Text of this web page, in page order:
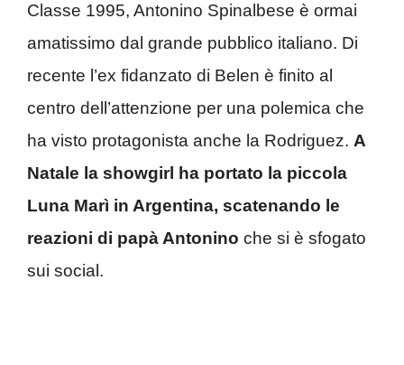
Classe 1995, Antonino Spinalbese è ormai
amatissimo dal grande pubblico italiano. Di
recente l’ex fidanzato di Belen è finito al
centro dell’attenzione per una polemica che
ha visto protagonista anche la Rodriguez. A
Natale la showgirl ha portato la piccola
Luna Marì in Argentina, scatenando le
reazioni di papà Antonino che si è sfogato
sui social.